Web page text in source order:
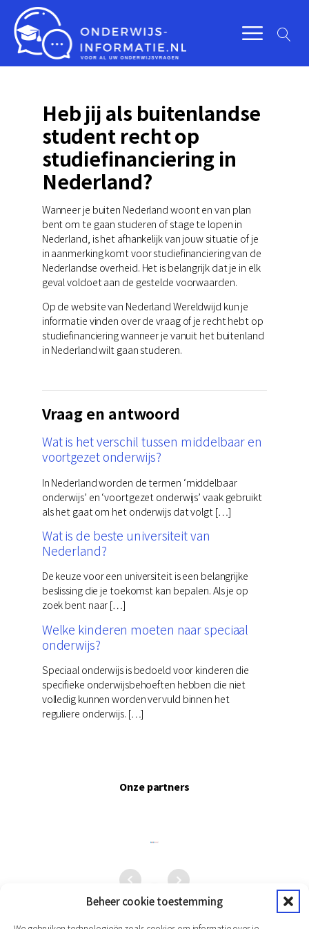
Beheer cookie toestemming
Heb jij als buitenlandse
student recht op
studiefinanciering in
Nederland?
Wanneer je buiten Nederland woont en van plan
bent om te gaan studeren of stage te lopen in
Nederland, is het afhankelijk van jouw situatie of je
in aanmerking komt voor studiefinanciering van de
Nederlandse overheid. Het is belangrijk dat je in elk
geval voldoet aan de gestelde voorwaarden.
Op de website van Nederland Wereldwijd kun je
informatie vinden over de vraag of je recht hebt op
studiefinanciering wanneer je vanuit het buitenland
in Nederland wilt gaan studeren.
Vraag en antwoord
Wat is het verschil tussen middelbaar en
voortgezet onderwijs?
In Nederland worden de termen ‘middelbaar
onderwijs’ en ‘voortgezet onderwijs’ vaak gebruikt
als het gaat om het onderwijs dat volgt […]
Wat is de beste universiteit van
Nederland?
De keuze voor een universiteit is een belangrijke
beslissing die je toekomst kan bepalen. Als je op
zoek bent naar […]
Welke kinderen moeten naar speciaal
onderwijs?
Speciaal onderwijs is bedoeld voor kinderen die
specifieke onderwijsbehoeften hebben die niet
volledig kunnen worden vervuld binnen het
reguliere onderwijs. […]
Onze partners